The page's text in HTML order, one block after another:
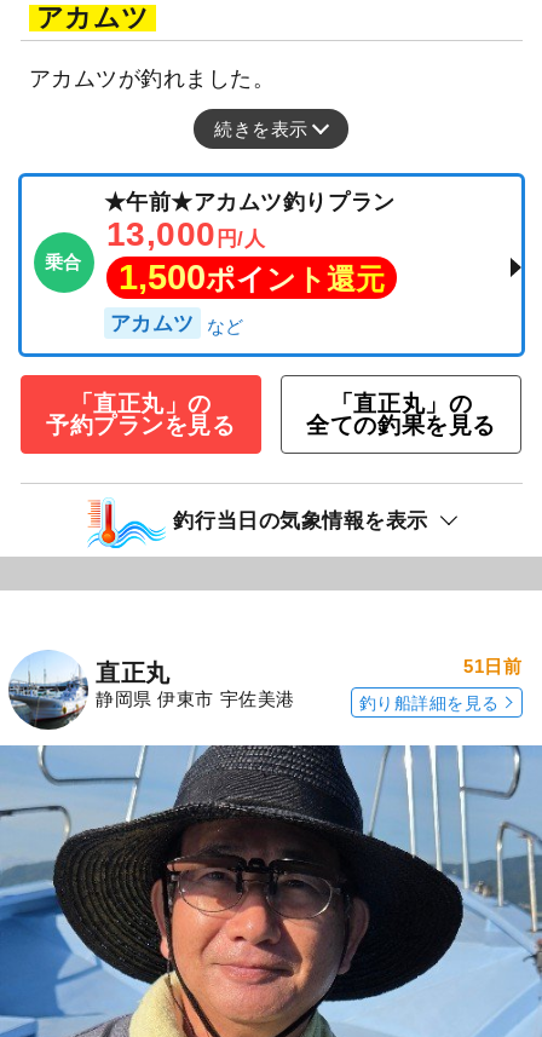
アカムツ
アカムツが釣れました。
続きを表示
乗合
★午前★アカムツ釣りプラン
13,000 円/人
1,500ポイント還元
アカムツ
「直正丸」の
予約プランを見る
「直正丸」の
全ての釣果を見る
釣行当日の気象情報を表示
直正丸
静岡県 伊東市 宇佐美港
51日前
釣り船詳細を見る